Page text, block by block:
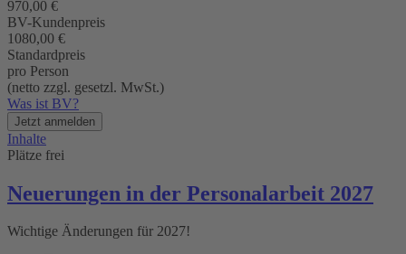
970,00 €
BV-Kundenpreis
1080,00 €
Standardpreis
pro Person
(netto zzgl. gesetzl. MwSt.)
Was ist BV?
Jetzt anmelden
Inhalte
Plätze frei
Neuerungen in der Personalarbeit 2027
Wichtige Änderungen für 2027!